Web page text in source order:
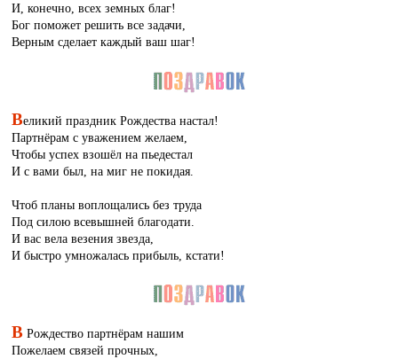
И, конечно, всех земных благ!
Бог поможет решить все задачи,
Верным сделает каждый ваш шаг!
Великий праздник Рождества настал!
Партнёрам с уважением желаем,
Чтобы успех взошёл на пьедестал
И с вами был, на миг не покидая.
Чтоб планы воплощались без труда
Под силою всевышней благодати.
И вас вела везения звезда,
И быстро умножалась прибыль, кстати!
В Рождество партнёрам нашим
Пожелаем связей прочных,